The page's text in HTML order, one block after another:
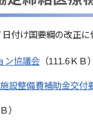
付け国要綱の改正
ン協議会 （111.6ＫＢ）
設整備費補助金交付
）